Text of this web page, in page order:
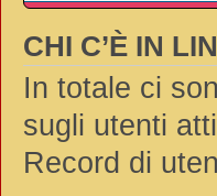
CHI C’È IN
In totale ci
sugli utenti
Record di